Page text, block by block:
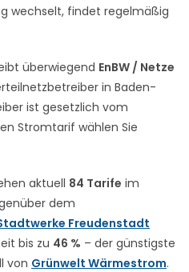
wechselt, findet regelmäßig
überwiegend EnBW / Netze
in Baden-
ist gesetzlich vom
Stromtarif wählen Sie
aktuell 84 Tarife im
dem
Freudenstadt
bis zu 46 % – der günstigste
von Grünwelt Wärmestrom.